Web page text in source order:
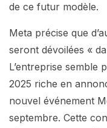
de ce futur modèle.
Meta précise que
seront dévoilées «
L’entreprise semble
2025 riche en
nouvel événement
septembre. Cette